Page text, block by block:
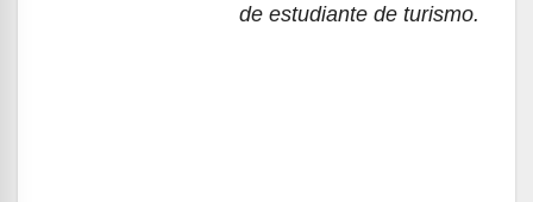
de estudiante de turismo.